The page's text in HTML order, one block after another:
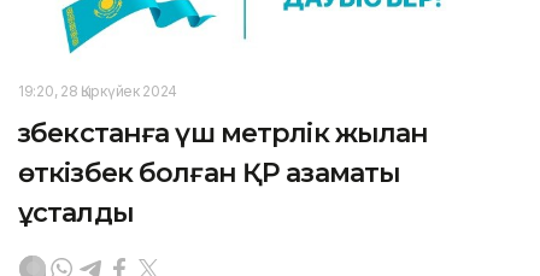
19:20, 28 Қыркүйек 2024
Өзбекстанға үш метрлік жылан
өткізбек болған ҚР азаматы
ұсталды